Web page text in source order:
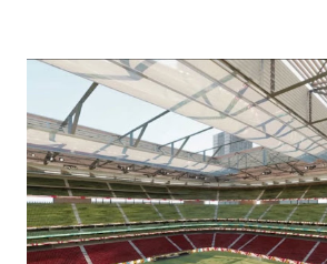
Esteve na Índia aprofundando seus
além de partir para pesquisa e vivência
folclóricas do Rajastão (Kalbelia,
Bailarina profissional e professora de
15 anos ao estudo e pesquisa de danças
às danças ciganas, árabes e indianas.